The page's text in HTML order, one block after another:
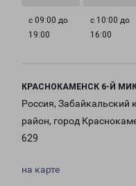
с 09:00 до
19:00
с 10:00 до
16:00
КРАСНОКАМЕНСК 6-Й
Россия, Забайкальский
район, город
629
на карте